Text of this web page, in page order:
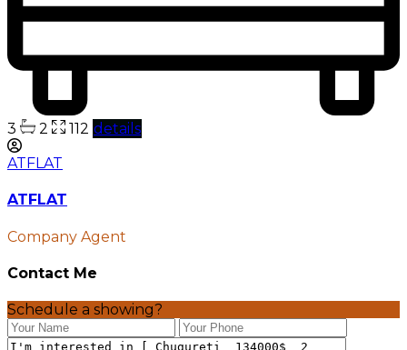
3 2 112 details
ATFLAT
ATFLAT
Company Agent
Contact Me
Schedule a showing?